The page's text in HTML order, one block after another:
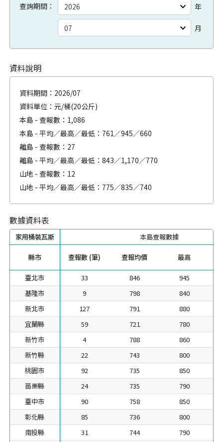
查詢期間： 年
月
資料說明
資料期間： 2026/07
資料單位：元/桶(20公斤)
本島 - 查報數： 1,086
本島 - 平均／最高／最低： 761／945／660
離島 - 查報數： 27
離島 - 平均／最高／最低： 843／1,170／770
山地 - 查報數： 12
山地 - 平均／最高／最低： 775／835／740
數據資料表
家用桶裝瓦斯
縣市
臺北市
基隆市
新北市
宜蘭縣
新竹市
新竹縣
桃園市
苗栗縣
臺中市
彰化縣
南投縣
家用桶裝瓦斯 本島查報數據
縣市 查報數 (筆) 查報均價 最高
臺北市 33 846
945
基隆市
9 798
840
新北市
127 791
880
宜蘭縣
59 721
780
新竹市
4 788
860
新竹縣
22 743
800
桃園市
92 735
850
苗栗縣
24 735
790
臺中市
90 758
850
彰化縣
85 736
800
南投縣
31 744
790